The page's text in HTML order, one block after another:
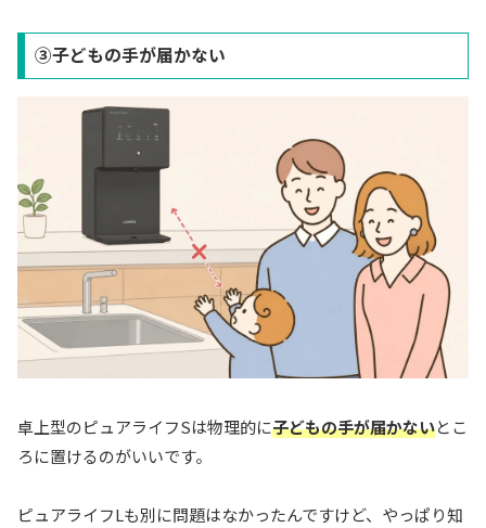
③子どもの手が届かない
卓上型のピュアライフSは物理的に子どもの手が届かないとこ
ろに置けるのがいいです。
ピュアライフLも別に問題はなかったんですけど、やっぱり知